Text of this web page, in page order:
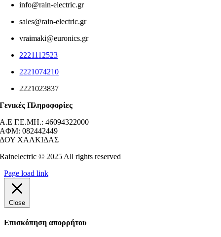
info@rain-electric.gr
sales@rain-electric.gr
vraimaki@euronics.gr
2221112523
2221074210
2221023837
Γενικές Πληροφορίες
Α.Ε Γ.Ε.ΜΗ.: 46094322000
AΦΜ: 082442449
ΔΟΥ ΧΑΛΚΙΔΑΣ
Rainelectric © 2025 All rights reserved
Page load link
Close
Επισκόπηση απορρήτου